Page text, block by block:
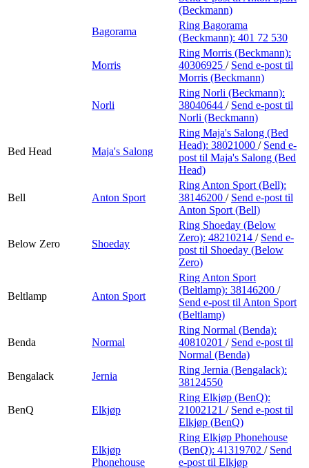
(Beckmann)
Bagorama
Ring Bagorama
(Beckmann): 401 72 530
Morris
Ring Morris (Beckmann):
40306925 / Send e-post til
Morris (Beckmann)
Norli
Ring Norli (Beckmann):
38040644 / Send e-post til
Norli (Beckmann)
Bed Head Maja's Salong
Ring Maja's Salong (Bed
Head): 38021000 / Send e-
post til Maja's Salong (Bed
Head)
Bell Anton Sport
Ring Anton Sport (Bell):
38146200 / Send e-post til
Anton Sport (Bell)
Below Zero Shoeday
Ring Shoeday (Below
Zero): 48210214 / Send e-
post til Shoeday (Below
Zero)
Beltlamp Anton Sport
Ring Anton Sport
(Beltlamp): 38146200 /
Send e-post til Anton Sport
(Beltlamp)
Benda Normal
Ring Normal (Benda):
40810201 / Send e-post til
Normal (Benda)
Bengalack
Jernia
Ring Jernia (Bengalack):
38124550
BenQ Elkjøp
Ring Elkjøp (BenQ):
21002121 / Send e-post til
Elkjøp (BenQ)
Elkjøp
Phonehouse
Ring Elkjøp Phonehouse
(BenQ): 41319702 / Send
e-post til Elkjøp